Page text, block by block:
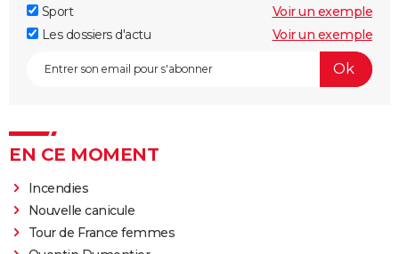
Sport
Voir un exemple
Les dossiers d'actu
Voir un exemple
EN CE MOMENT
Incendies
Nouvelle canicule
Tour de France femmes